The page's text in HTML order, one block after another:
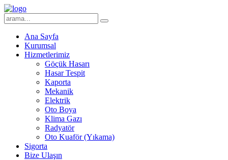
Ana Sayfa
Kurumsal
Hizmetlerimiz
Göçük Hasarı
Hasar Tespit
Kaporta
Mekanik
Elektrik
Oto Boya
Klima Gazı
Radyatör
Oto Kuaför (Yıkama)
Sigorta
Bize Ulaşın